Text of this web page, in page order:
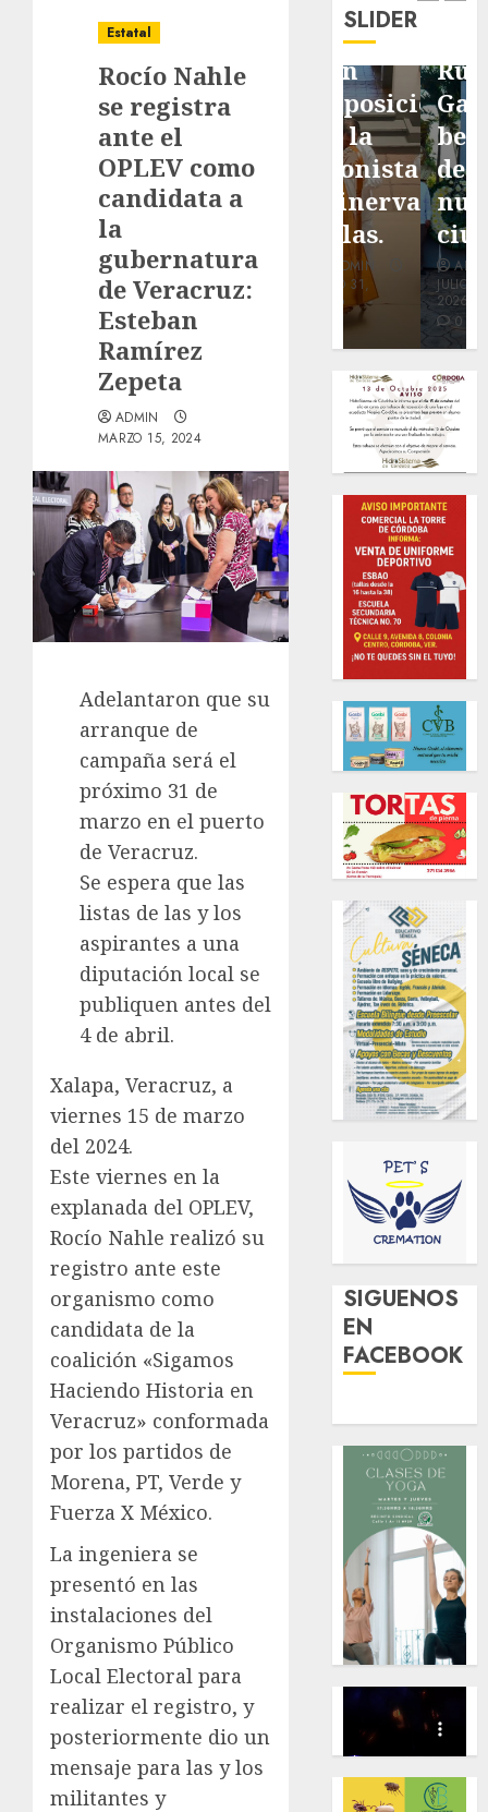
Estatal
Rocío Nahle
se registra
ante el
OPLEV como
candidata a
la
gubernatura
de Veracruz:
Esteban
Ramírez
Zepeta
ADMIN
MARZO 15, 2024
Adelantaron que su
arranque de
campaña será el
próximo 31 de
marzo en el puerto
de Veracruz.
Se espera que las
listas de las y los
aspirantes a una
diputación local se
publiquen antes del
4 de abril.
Xalapa, Veracruz, a
viernes 15 de marzo
del 2024.
Este viernes en la
explanada del OPLEV,
Rocío Nahle realizó su
registro ante este
organismo como
candidata de la
coalición «Sigamos
Haciendo Historia en
Veracruz» conformada
por los partidos de
Morena, PT, Verde y
Fuerza X México.
La ingeniera se
presentó en las
instalaciones del
Organismo Público
Local Electoral para
realizar el registro, y
posteriormente dio un
mensaje para las y los
militantes y
SLIDER
pavimentación
de San
Marcial
será
mejorada.
Interviene
CASF
ADMIN
JULIO 27,
2026
0
con
exposición
cronista
Minerva
ADMIN
JULIO 31,
2026
Antonio
Ruiz
Galindo,
de
nuestra
ciudad.
JULIO 30,
2026
SIGUENOS
EN
FACEBOOK